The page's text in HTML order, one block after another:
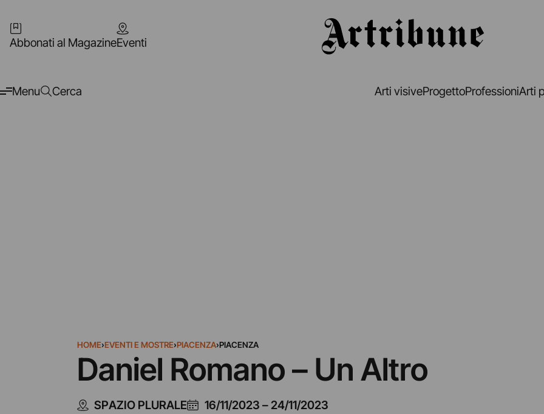
Abbonati al MagazineEventi
Menu Cerca Arti visiveProgettoProfessioniArti
HOME›EVENTI E MOSTRE›PIACENZA›PIACENZA
Daniel Romano – Un Altro
SPAZIO PLURALE 16/11/2023 – 24/11/2023